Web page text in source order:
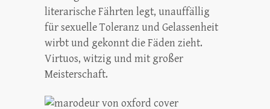
literarische Fährten legt, unauffällig
für sexuelle Toleranz und Gelassenheit
wirbt und gekonnt die Fäden zieht.
Virtuos, witzig und mit großer
Meisterschaft.